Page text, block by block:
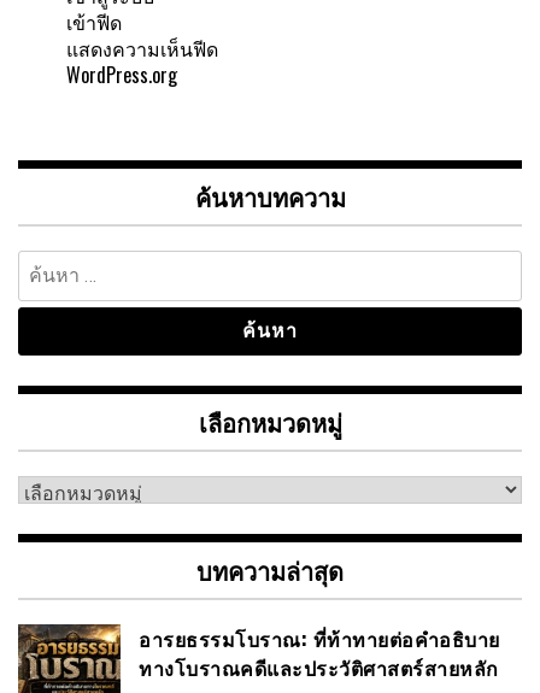
เข้าฟีด
แสดงความเห็นฟีด
WordPress.org
ค้นหาบทความ
ค้นหา
สำหรับ:
เลือกหมวดหมู่
เลือก
หมู่
บทความล่าสุด
อารยธรรมโบราณ: ที่ท้าทายต่อคำอธิบาย
ทางโบราณคดีและประวัติศาสตร์สายหลัก